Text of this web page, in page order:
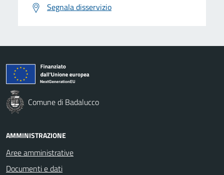
Segnala disservizio
Comune di Badalucco
AMMINISTRAZIONE
Aree amministrative
Documenti e dati